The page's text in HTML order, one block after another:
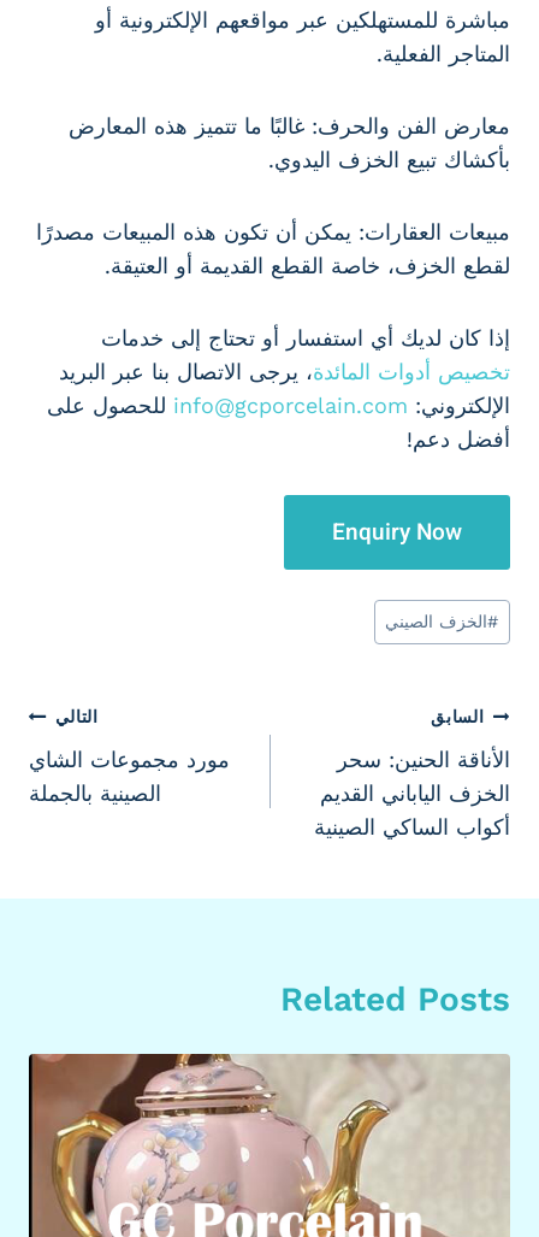
مباشرة للمستهلكين عبر مواقعهم الإلكترونية أو
المتاجر الفعلية.
معارض الفن والحرف: غالبًا ما تتميز هذه المعارض
بأكشاك تبيع الخزف اليدوي.
مبيعات العقارات: يمكن أن تكون هذه المبيعات مصدرًا
لقطع الخزف، خاصة القطع القديمة أو العتيقة.
إذا كان لديك أي استفسار أو تحتاج إلى خدمات
تخصيص أدوات المائدة، يرجى الاتصال بنا عبر البريد
الإلكتروني: info@gcporcelain.com للحصول على
أفضل دعم!
Enquiry Now
وسوم
المقال:
#الخزف الصيني
تصفّح
المقالات
السابق
الأناقة الحنين: سحر
الخزف الياباني القديم
أكواب الساكي الصينية
التالي
مورد مجموعات الشاي
الصينية بالجملة
Related Posts